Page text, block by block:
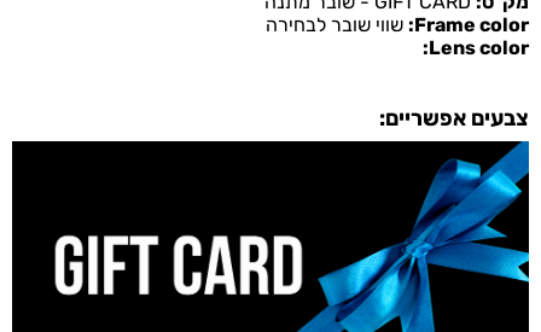
Frame color: שווי שובר לבחירה
Lens color:
צבעים אפשריים: